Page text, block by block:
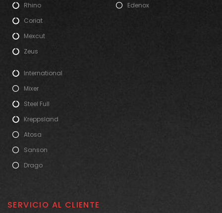
Rhino
Coriat
Mexcut
Zeus
Edenox
International
Mixer
Steel Full
Kreppsland
Atosa
Sanson
Drago
SERVICIO AL CLIENTE